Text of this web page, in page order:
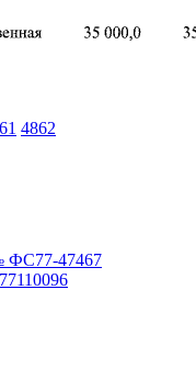
4862
ФС77-47467